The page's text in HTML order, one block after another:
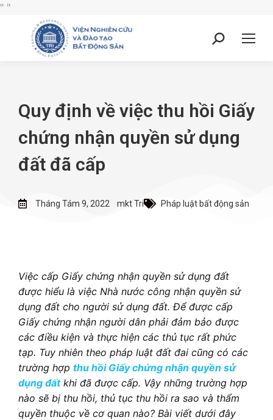
" "
Quy định về việc thu hồi Giấy
chứng nhận quyền sử dụng
đất đã cấp
Tháng Tám 9, 2022 mkt Tri Pháp luật bất động sản
Việc cấp Giấy chứng nhận quyền sử dụng đất
được hiểu là việc Nhà nước công nhận quyền sử
dụng đất cho người sử dụng đất. Để được cấp
Giấy chứng nhận người dân phải đảm bảo được
các điều kiện và thực hiện các thủ tục rất phức
tạp. Tuy nhiên theo pháp luật đất đai cũng có các
trường hợp thu hồi Giấy chứng nhận quyền sử
dụng đấtkhi đã được cấp. Vậy những trường hợp
nào sẽ bị thu hồi, thủ tục thu hồi ra sao và thẩm
quyền thuộc về cơ quan nào? Bài viết dưới đây